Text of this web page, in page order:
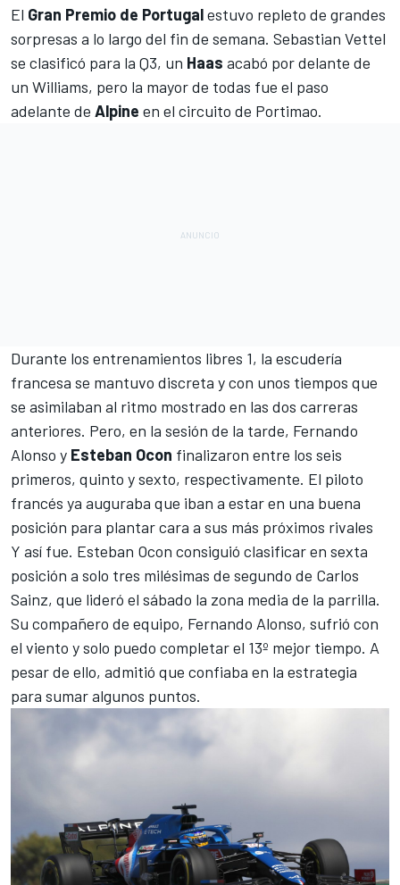
El Gran Premio de Portugalestuvo repleto de grandes
sorpresas a lo largo del fin de semana. Sebastian Vettel
se clasificó para la Q3, un Haas acabó por delante de
un Williams, pero la mayor de todas fue el paso
adelante de Alpine en el circuito de Portimao.
Durante los entrenamientos libres 1, la escudería
francesa se mantuvo discreta y con unos tiempos que
se asimilaban al ritmo mostrado en las dos carreras
anteriores. Pero, en la sesión de la tarde, Fernando
Alonso y Esteban Ocon finalizaron entre los seis
primeros, quinto y sexto, respectivamente. El piloto
francés ya auguraba que iban a estar en una buena
posición para plantar cara a sus más próximos rivales
Y así fue. Esteban Ocon consiguió clasificar en sexta
posición a solo tres milésimas de segundo de Carlos
Sainz, que lideró el sábado la zona media de la parrilla.
Su compañero de equipo, Fernando Alonso, sufrió con
el viento y solo puedo completar el 13º mejor tiempo. A
pesar de ello, admitió que confiaba en la estrategia
para sumar algunos puntos.